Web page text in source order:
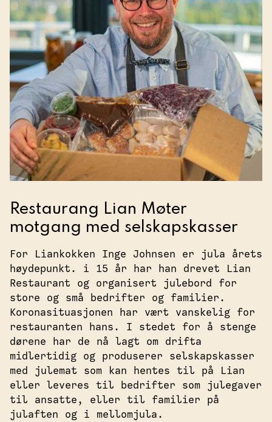
Restaurang Lian Møter
motgang med selskapskasser
For Liankokken Inge Johnsen er jula årets
høydepunkt. i 15 år har han drevet Lian
Restaurant og organisert julebord for
store og små bedrifter og familier.
Koronasituasjonen har vært vanskelig for
restauranten hans. I stedet for å stenge
dørene har de nå lagt om drifta
midlertidig og produserer selskapskasser
med julemat som kan hentes til på Lian
eller leveres til bedrifter som julegaver
til ansatte, eller til familier på
julaften og i mellomjula.